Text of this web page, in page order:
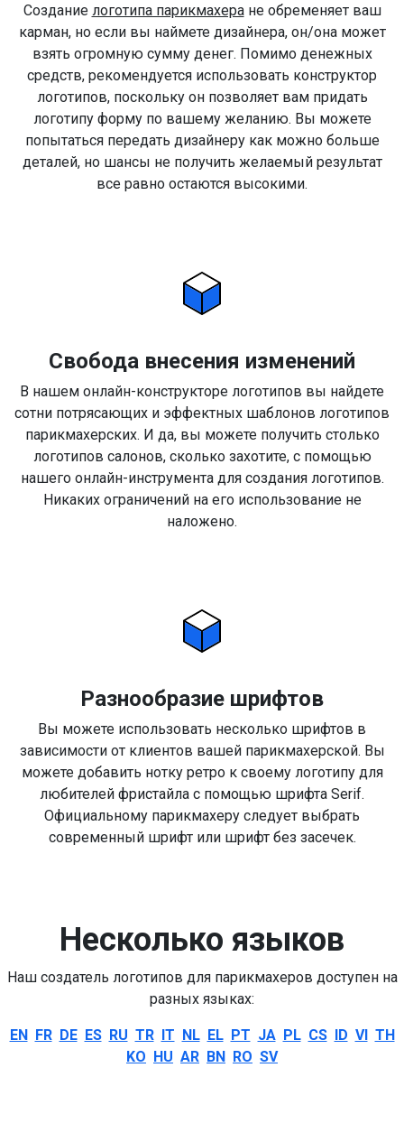
Создание логотипа парикмахеране обременяет ваш
карман, но если вы наймете дизайнера, он/она может
взять огромную сумму денег. Помимо денежных
средств, рекомендуется использовать конструктор
логотипов, поскольку он позволяет вам придать
логотипу форму по вашему желанию. Вы можете
попытаться передать дизайнеру как можно больше
деталей, но шансы не получить желаемый результат
все равно остаются высокими.
Свобода внесения изменений
В нашем онлайн-конструкторе логотипов вы найдете
сотни потрясающих и эффектных шаблонов логотипов
парикмахерских. И да, вы можете получить столько
логотипов салонов, сколько захотите, с помощью
нашего онлайн-инструмента для создания логотипов.
Никаких ограничений на его использование не
наложено.
Разнообразие шрифтов
Вы можете использовать несколько шрифтов в
зависимости от клиентов вашей парикмахерской. Вы
можете добавить нотку ретро к своему логотипу для
любителей фристайла с помощью шрифта Serif.
Официальному парикмахеру следует выбрать
современный шрифт или шрифт без засечек.
Несколько языков
Наш создатель логотипов для парикмахеров доступен на
разных языках:
EN FR DE ES RU TR IT NL EL PT JA PL CS ID VI TH
KO HU AR BN RO SV